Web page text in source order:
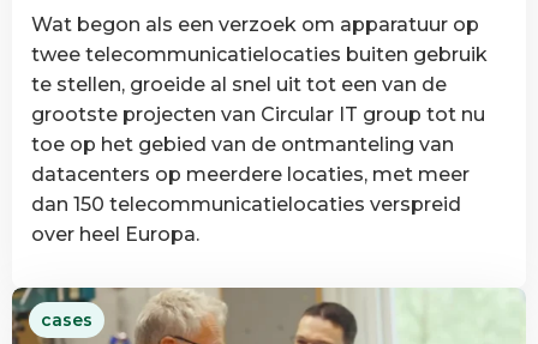
Wat begon als een verzoek om apparatuur op
twee telecommunicatielocaties buiten gebruik
te stellen, groeide al snel uit tot een van de
grootste projecten van Circular IT group tot nu
toe op het gebied van de ontmanteling van
datacenters op meerdere locaties, met meer
dan 150 telecommunicatielocaties verspreid
over heel Europa.
Lees
meercases